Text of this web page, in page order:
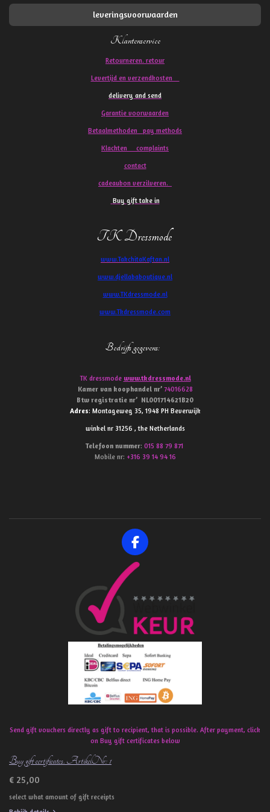
leveringsvoorwaarden
Klantenservice
Retourneren. retour
Levertijd en verzendkosten
delivery and send
Garantie voorwaarden
Betaalmethoden pay methods
Klachten complaints
contact
cadeaubon verzilveren.
Buy gift take in
TK Dressmode
www.TakchitaKaftan.nl
www.djellababoutique.nl
www.TKdressmode.nl
www.Tkdressmode.com
Bedrijfs gegevens:
TK dressmode www.tkdressmode.nl
Kamer van koophandel nr’ 74016628
Btw registratie nr’ NL001714621B20
Adres: Montageweg 35, 1948 PH Beverwijk
winkel nr 31256 , the Netherlands
Telefoon nummer: 015 88 79 871
Mobile nr: +316 39 14 94 16
F
a
c
b
o
k
Send gift vouchers directly as gift to recipient, that is possible. After payment, click
on Buy gift certificates below
Buy gift certificates. ArtikelNr: 1
€ 25,00
select what amount of gift receipts